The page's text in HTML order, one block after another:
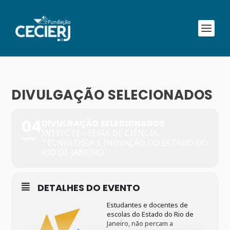
DIVULGAÇÃO SELECIONADOS
DETALHES DO EVENTO
Estudantes e docentes de
escolas do Estado do Rio de
Janeiro, não percam a